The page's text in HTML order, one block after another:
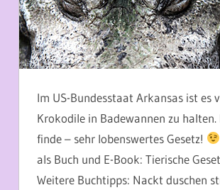
Im US-Bundesstaat Arkansas ist es
Krokodile in Badewannen zu halten.
finde – sehr lobenswertes Gesetz!
als Buch und E-Book: Tierische
Weitere Buchtipps: Nackt duschen